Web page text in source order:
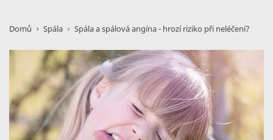
Domů Spála Spála a spálová angína - hrozí riziko při neléčení?